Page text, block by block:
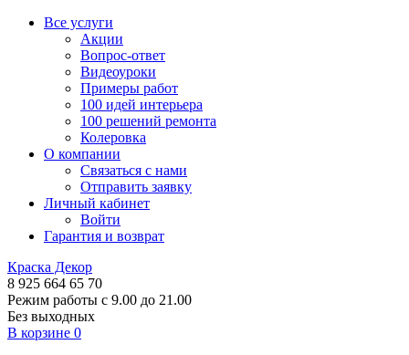
Все услуги
Акции
Вопрос-ответ
Видеоуроки
Примеры работ
100 идей интерьера
100 решений ремонта
Колеровка
О компании
Связаться с нами
Отправить заявку
Личный кабинет
Войти
Гарантия и возврат
Краска Декор
8 925 664 65 70
Режим работы с 9.00 до 21.00
Без выходных
В корзине 0